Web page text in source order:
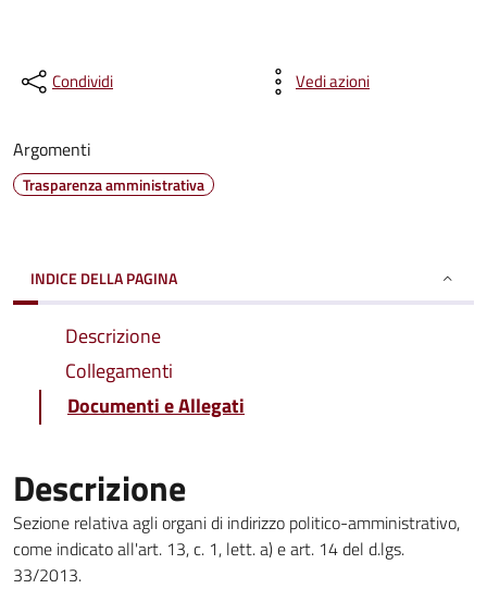
Condividi Vedi azioni
Argomenti
Trasparenza amministrativa
INDICE DELLA PAGINA
Descrizione
Collegamenti
Documenti e Allegati
Descrizione
Sezione relativa agli organi di indirizzo politico-amministrativo,
come indicato all'art. 13, c. 1, lett. a) e art. 14 del d.lgs.
33/2013.